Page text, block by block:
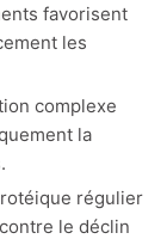
favorisent
les
complexe
la
régulier
le déclin